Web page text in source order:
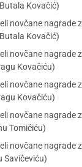
Kovačić)
novčane nagrade
Kovačić)
novčane nagrade
Kovačiću)
novčane nagrade
Kovačiću)
novčane nagrade
Tomičiću)
novčane nagrade
Savičeviću)